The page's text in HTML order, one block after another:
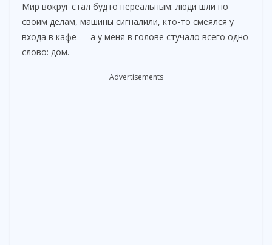
Мир вокруг стал будто нереальным: люди шли по
своим делам, машины сигналили, кто-то смеялся у
входа в кафе — а у меня в голове стучало всего одно
слово: дом.
Advertisements